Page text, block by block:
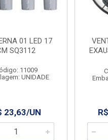
01 LED 17
SQ3112
11009
UNIDADE
23,63/UN